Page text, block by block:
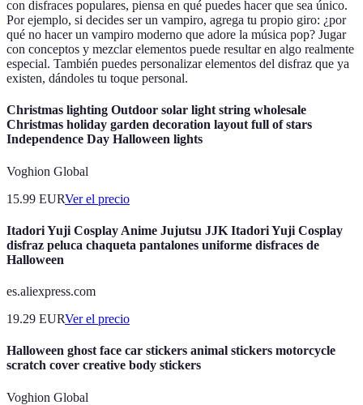
con disfraces populares, piensa en qué puedes hacer que sea único.
Por ejemplo, si decides ser un vampiro, agrega tu propio giro: ¿por
qué no hacer un vampiro moderno que adore la música pop? Jugar
con conceptos y mezclar elementos puede resultar en algo realmente
especial. También puedes personalizar elementos del disfraz que ya
existen, dándoles tu toque personal.
Christmas lighting Outdoor solar light string wholesale
Christmas holiday garden decoration layout full of stars
Independence Day Halloween lights
Voghion Global
15.99 EURVer el precio
Itadori Yuji Cosplay Anime Jujutsu JJK Itadori Yuji Cosplay
disfraz peluca chaqueta pantalones uniforme disfraces de
Halloween
es.aliexpress.com
19.29 EURVer el precio
Halloween ghost face car stickers animal stickers motorcycle
scratch cover creative body stickers
Voghion Global